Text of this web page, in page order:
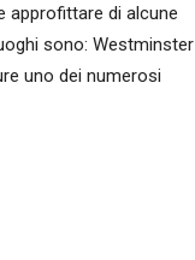
approfittare di alcune
sono: Westminster
uno dei numerosi